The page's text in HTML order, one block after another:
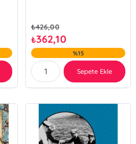
₺426,00
₺362,10
%15
Sepete Ekle